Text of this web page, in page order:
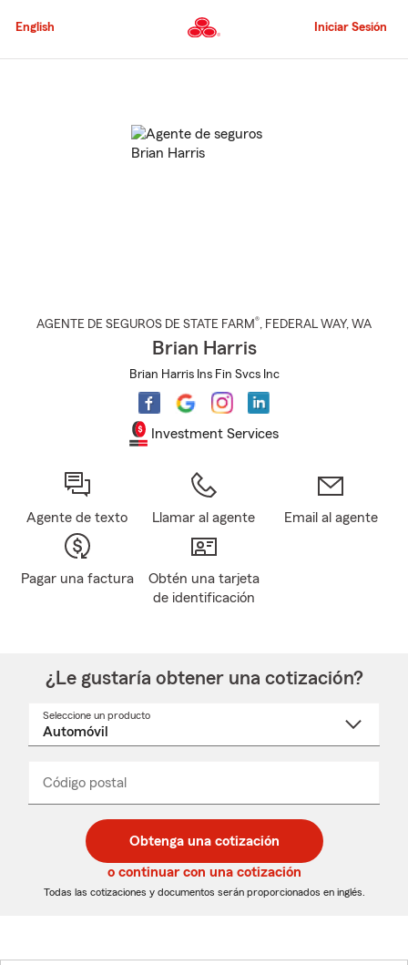
al
principal
English Iniciar Sesión
AGENTE DE SEGUROS DE STATE FARM®, FEDERAL WAY, WA
Brian Harris
Brian Harris Ins Fin Svcs Inc
Investment Services
Agente de texto Llamar al agente Email al agente
Pagar una factura
Obtén una tarjeta
de identificación
¿Le gustaría obtener una cotización?
Seleccione un producto
desplegable
Código postal
de
5
dígitos
de
5
dígitos
_____
Obtenga una cotización
o continuar con una cotización
Todas las cotizaciones y documentos serán proporcionados en inglés.